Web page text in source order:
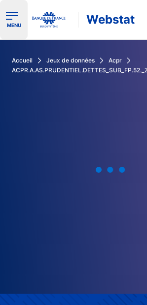
Ouvrir le menu de navigation
MENU Webstat
Accueil Jeux de données
Acpr